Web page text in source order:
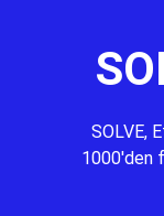
SOLVE,
1000'den